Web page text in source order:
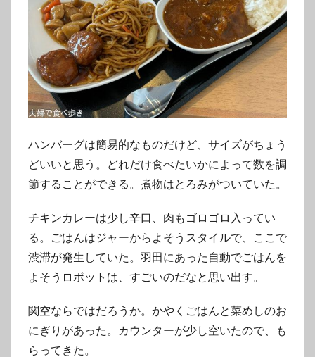
ハンバーグは簡易的なものだけど、サイズがちょう
どいいと思う。どれだけ食べたいかによって数を調
節することができる。煮物はとろみがついていた。
チキンカレーは少し辛口、肉もゴロゴロ入ってい
る。ごはんはジャーからよそうスタイルで、ここで
渋滞が発生していた。羽田にあった自動でごはんを
よそうロボットは、すごいのだなと思い出す。
関空ならではだろうか。かやくごはんと菜めしのお
にぎりがあった。カウンターが少し空いたので、も
らってきた。